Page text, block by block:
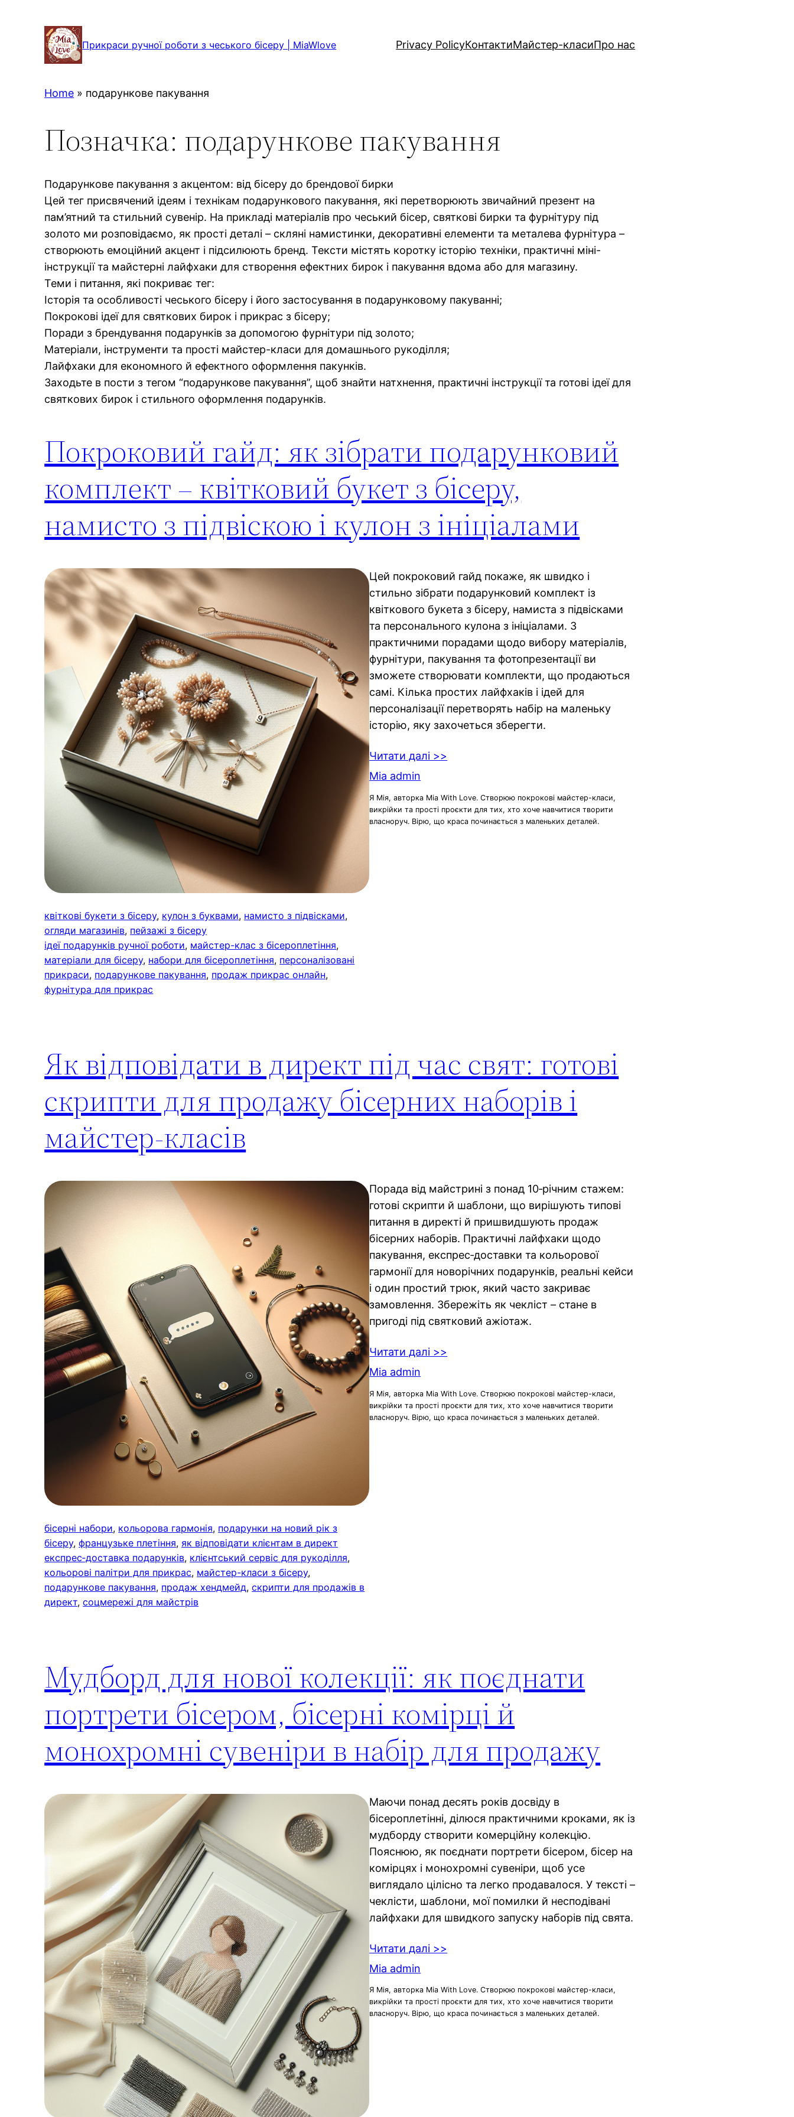
Прикраси ручної роботи з чеського бісеру | MiaWlove Privacy PolicyКонтактиМайстер-класиПро нас
Home » подарункове пакування
Позначка: подарункове пакування
Подарункове пакування з акцентом: від бісеру до брендової бирки
Цей тег присвячений ідеям і технікам подарункового пакування, які перетворюють звичайний презент на
пам’ятний та стильний сувенір. На прикладі матеріалів про чеський бісер, святкові бирки та фурнітуру під
золото ми розповідаємо, як прості деталі – скляні намистинки, декоративні елементи та металева фурнітура –
створюють емоційний акцент і підсилюють бренд. Тексти містять коротку історію техніки, практичні міні-
інструкції та майстерні лайфхаки для створення ефектних бирок і пакування вдома або для магазину.
Теми і питання, які покриває тег:
Історія та особливості чеського бісеру і його застосування в подарунковому пакуванні;
Покрокові ідеї для святкових бирок і прикрас з бісеру;
Поради з брендування подарунків за допомогою фурнітури під золото;
Матеріали, інструменти та прості майстер-класи для домашнього рукоділля;
Лайфхаки для економного й ефектного оформлення пакунків.
Заходьте в пости з тегом “подарункове пакування”, щоб знайти натхнення, практичні інструкції та готові ідеї для
святкових бирок і стильного оформлення подарунків.
Покроковий гайд: як зібрати подарунковий
комплект – квітковий букет з бісеру,
намисто з підвіскою і кулон з ініціалами
квіткові букети з бісеру, кулон з буквами, намисто з підвісками
огляди магазинів, пейзажі з бісеру
ідеї подарунків ручної роботи, майстер-клас з бісероплетіння
матеріали для бісеру, набори для бісероплетіння, персоналізовані
прикраси, подарункове пакування, продаж прикрас онлайн
фурнітура для прикрас
Цей покроковий гайд покаже, як швидко і
стильно зібрати подарунковий комплект із
квіткового букета з бісеру, намиста з підвісками
та персонального кулона з ініціалами. З
практичними порадами щодо вибору матеріалів,
фурнітури, пакування та фотопрезентації ви
зможете створювати комплекти, що продаються
самі. Кілька простих лайфхаків і ідей для
персоналізації перетворять набір на маленьку
історію, яку захочеться зберегти.
Читати далі >>
Mia admin
Я Мія, авторка Mia With Love. Створюю покрокові майстер-класи,
викрійки та прості проєкти для тих, хто хоче навчитися творити
власноруч. Вірю, що краса починається з маленьких деталей.
Як відповідати в директ під час свят: готові
скрипти для продажу бісерних наборів і
майстер-класів
бісерні набори, кольорова гармонія, подарунки на новий рік з
бісеру, французьке плетіння, як відповідати клієнтам в директ
експрес‑доставка подарунків, клієнтський сервіс для рукоділля
кольорові палітри для прикрас, майстер-класи з бісеру
подарункове пакування, продаж хендмейд, скрипти для продажів в
директ, соцмережі для майстрів
Порада від майстрині з понад 10‑річним стажем:
готові скрипти й шаблони, що вирішують типові
питання в директі й пришвидшують продаж
бісерних наборів. Практичні лайфхаки щодо
пакування, експрес‑доставки та кольорової
гармонії для новорічних подарунків, реальні кейси
і один простий трюк, який часто закриває
замовлення. Збережіть як чекліст – стане в
пригоді під святковий ажіотаж.
Читати далі >>
Mia admin
Я Мія, авторка Mia With Love. Створюю покрокові майстер-класи,
викрійки та прості проєкти для тих, хто хоче навчитися творити
власноруч. Вірю, що краса починається з маленьких деталей.
Мудборд для нової колекції: як поєднати
портрети бісером, бісерні комірці й
монохромні сувеніри в набір для продажу
Маючи понад десять років досвіду в
бісероплетінні, ділюся практичними кроками, як із
мудборду створити комерційну колекцію.
Пояснюю, як поєднати портрети бісером, бісер на
комірцях і монохромні сувеніри, щоб усе
виглядало цілісно та легко продавалося. У тексті –
чеклісти, шаблони, мої помилки й несподівані
лайфхаки для швидкого запуску наборів під свята.
Читати далі >>
Mia admin
Я Мія, авторка Mia With Love. Створюю покрокові майстер-класи,
викрійки та прості проєкти для тих, хто хоче навчитися творити
власноруч. Вірю, що краса починається з маленьких деталей.